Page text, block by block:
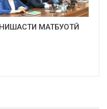
НИШАСТИ МАТБУОТӢ